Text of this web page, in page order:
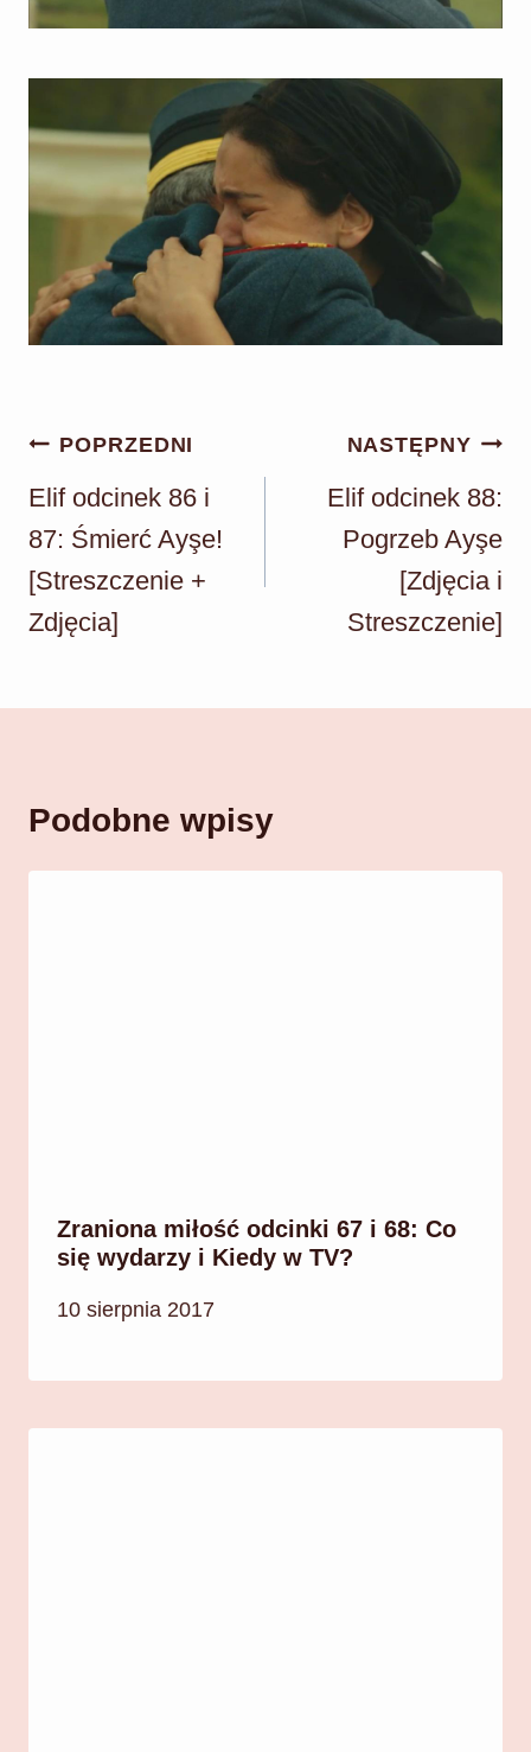
Nawigacja
wpisu
POPRZEDNI
Elif odcinek 86 i
87: Śmierć Ayşe!
[Streszczenie +
Zdjęcia]
NASTĘPNY
Elif odcinek 88:
Pogrzeb Ayşe
[Zdjęcia i
Streszczenie]
Podobne wpisy
Zraniona miłość odcinki 67 i 68: Co
się wydarzy i Kiedy w TV?
10 sierpnia 2017